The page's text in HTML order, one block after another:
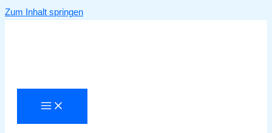
Zum Inhalt springen